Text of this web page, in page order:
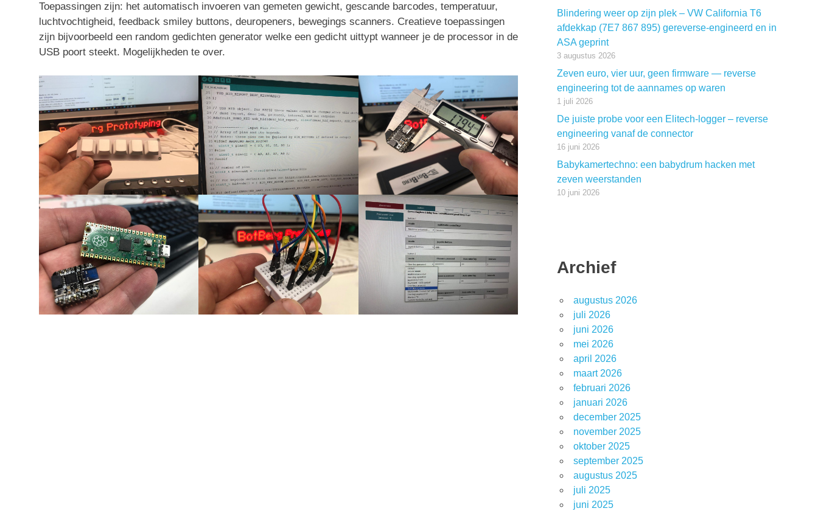
Toepassingen zijn: het automatisch invoeren van gemeten gewicht, gescande barcodes, temperatuur,
luchtvochtigheid, feedback smiley buttons, deuropeners, bewegings scanners. Creatieve toepassingen
zijn bijvoorbeeld een random gedichten generator welke een gedicht uittypt wanneer je de processor in de
USB poort steekt. Mogelijkheden te over.
Blindering weer op zijn plek – VW California T6
afdekkap (7E7 867 895) gereverse-engineerd en in
ASA geprint
3 augustus 2026
Zeven euro, vier uur, geen firmware — reverse
engineering tot de aannames op waren
1 juli 2026
De juiste probe voor een Elitech-logger – reverse
engineering vanaf de connector
16 juni 2026
Babykamertechno: een babydrum hacken met
zeven weerstanden
10 juni 2026
Archief
augustus 2026
juli 2026
juni 2026
mei 2026
april 2026
maart 2026
februari 2026
januari 2026
december 2025
november 2025
oktober 2025
september 2025
augustus 2025
juli 2025
juni 2025